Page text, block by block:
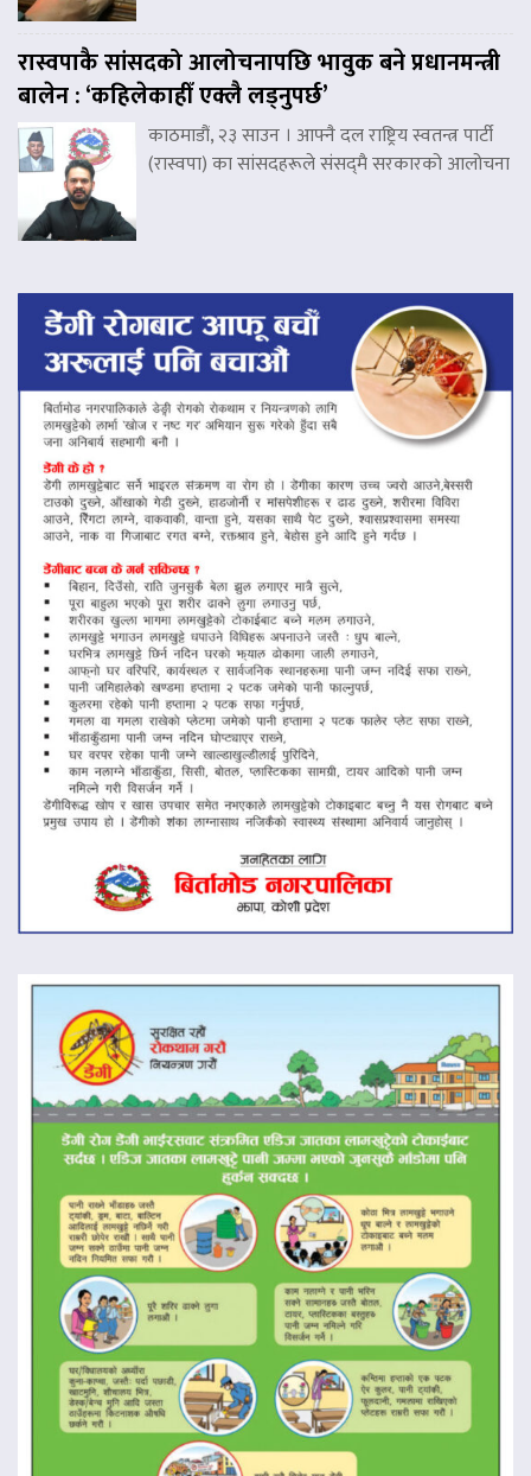
रास्वपाकै सांसदको आलोचनापछि भावुक बने प्रधानमन्त्री
बालेन : ‘कहिलेकाहीँ एक्लै लड्नुपर्छ’
काठमाडौं, २३ साउन । आफ्नै दल राष्ट्रिय स्वतन्त्र पार्टी
(रास्वपा) का सांसदहरूले संसद्‌मै सरकारको आलोचना